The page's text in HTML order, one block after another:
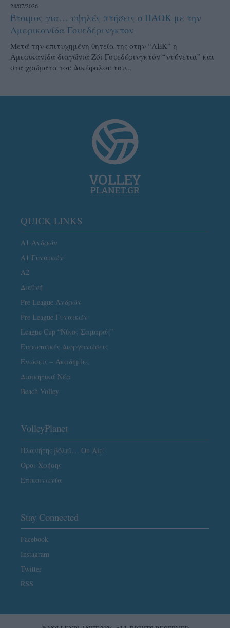
28/07/2026
Έτοιμος για… υψηλές πτήσεις ο ΠΑΟΚ με την
Αμερικανίδα Γουεδέρινγκτον
Μετά την επιτυχημένη θητεία της στην “ΑΕΚ” η
Αμερικανίδα διαγώνια Ζόι Γουεδέρινγκτον “ντύνεται” και
στα χρώματα του Δικέφαλου του...
QUICK LINKS
Α1 Ανδρών
Α1 Γυναικών
A2
Διεθνή
Pre League Ανδρών
Pre League Γυναικών
League Cup “Νίκος Σαμαράς”
Ευρωπαϊκές Διοργανώσεις
Ενώσεις – Ακαδημίες
Διοικητικά Νέα
Beach Volley
VolleyPlanet
Πλανήτης βόλεϊ… On Air!
Όροι Χρήσης
Επικοινωνία
Stay Connected
Facebook
Instagram
Twitter
RSS